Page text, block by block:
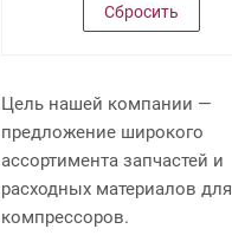
Сбросить
Цель нашей компании —
предложение широкого
ассортимента запчастей и
расходных материалов для
компрессоров.